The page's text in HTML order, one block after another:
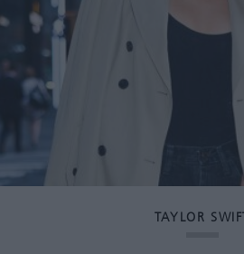
TAYLOR SWIFT